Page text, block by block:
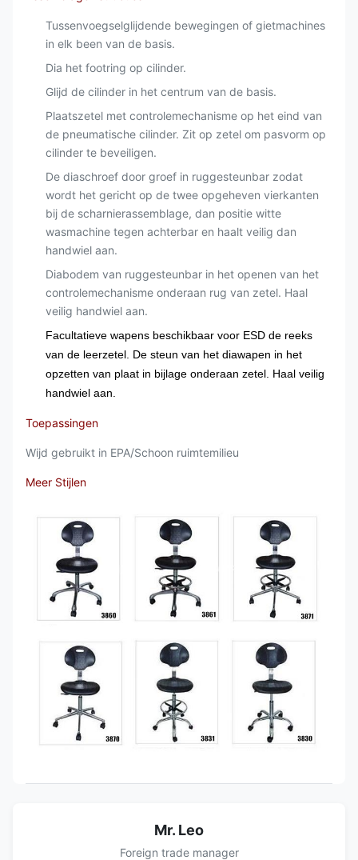
Tussenvoegselglijdende bewegingen of gietmachines
in elk been van de basis.
Dia het footring op cilinder.
Glijd de cilinder in het centrum van de basis.
Plaatszetel met controlemechanisme op het eind van
de pneumatische cilinder. Zit op zetel om pasvorm op
cilinder te beveiligen.
De diaschroef door groef in ruggesteunbar zodat
wordt het gericht op de twee opgeheven vierkanten
bij de scharnierassemblage, dan positie witte
wasmachine tegen achterbar en haalt veilig dan
handwiel aan.
Diabodem van ruggesteunbar in het openen van het
controlemechanisme onderaan rug van zetel. Haal
veilig handwiel aan.
Facultatieve wapens beschikbaar voor ESD de reeks
van de leerzetel. De steun van het diawapen in het
opzetten van plaat in bijlage onderaan zetel. Haal veilig
handwiel aan.
Toepassingen
Wijd gebruikt in EPA/Schoon ruimtemilieu
Meer Stijlen
Mr. Leo
Foreign trade manager